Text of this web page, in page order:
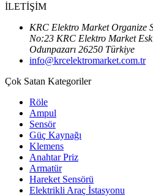
İLETİŞİM
KRC Elektro Market Organize
No:23 KRC Elektro Market
Odunpazarı 26250 Türkiye
info@krcelektromarket.com.tr
Çok Satan Kategoriler
Röle
Ampul
Sensör
Güç Kaynağı
Klemens
Anahtar Priz
Armatür
Hareket Sensörü
Elektrikli Araç İstasyonu